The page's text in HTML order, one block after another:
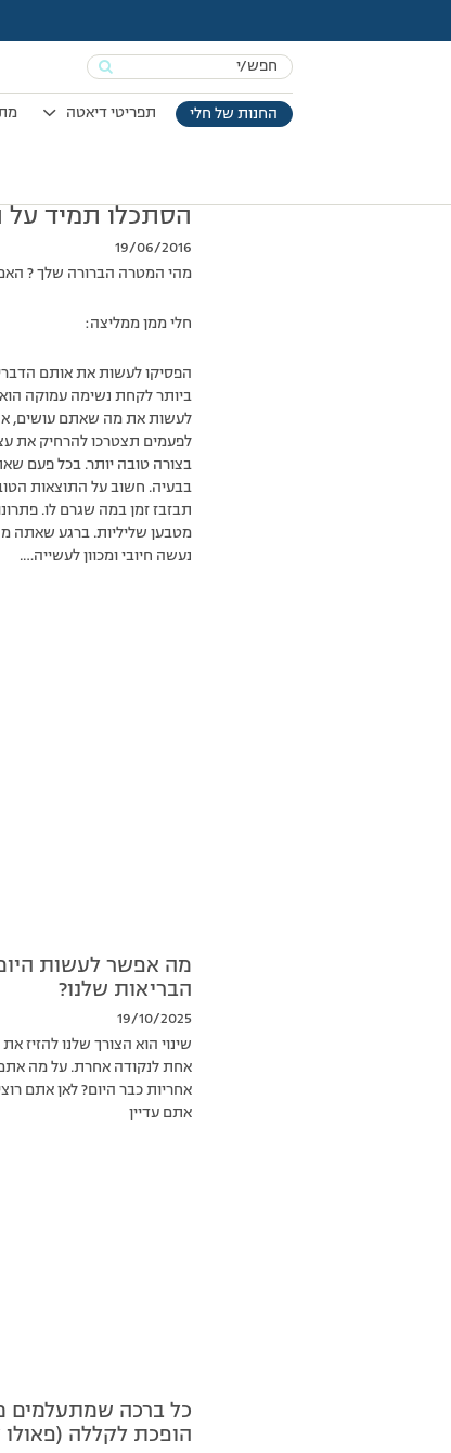
Search
for:החנות של חלי תפריטי דיאטה
הסתכלו תמיד על
19/06/2016
מהי המטרה הברורה שלך ?
חלי ממן ממליצה:
הפסיקו לעשות את אותם
ביותר לקחת נשימה עמוקה
לעשות את מה שאתם עושים,
לפעמים תצטרכו להרחיק את
בצורה טובה יותר. בכל פעם
בבעיה. חשוב על התוצאות
תבזבז זמן במה שגרם לו.
מטבען שליליות. ברגע שאתה
נעשה חיובי ומכוון לעשייה….
מה אפשר לעשות
הבריאות שלנו?
19/10/2025
שינוי הוא הצורך שלנו להזיז
אחת לנקודה אחרת. על מה
אחריות כבר היום? לאן אתם
אתם עדיין
כל ברכה שמתעלמים
הופכת לקללה (פאולו